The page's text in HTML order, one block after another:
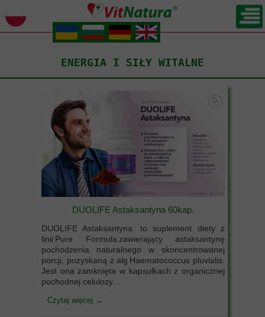
.
.
.
ENERGIA I SIŁY WITALNE
DUOLIFE Astaksantyna 60kap.
DUOLIFE Astaksantyna to suplement diety z
linii Pure Formula zawierający astaksantynę
pochodzenia naturalnego w skoncentrowanej
porcji, pozyskaną z alg Haematococcus pluvialis.
Jest ona zamknięta w kapsułkach z organicznej
pochodnej celulozy...
Czytaj więcej →